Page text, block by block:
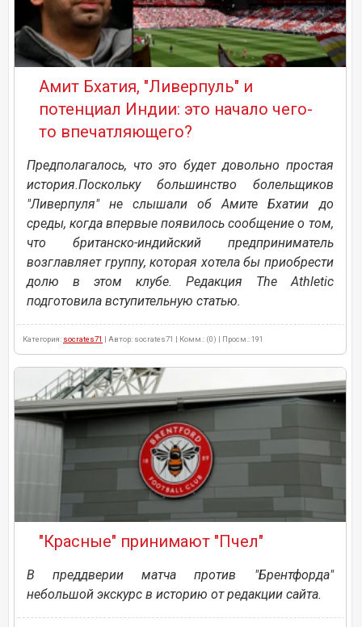
Амит Бхатия, "Ливерпуль" и
потенциал Индии: это начало чего-
то впечатляющего?
Предполагалось, что это будет довольно простая
история.Поскольку большинство болельщиков
"Ливерпуля" не слышали об Амите Бхатии до
среды, когда впервые появилось сообщение о том,
что британско-индийский предприниматель
возглавляет группу, которая хотела бы приобрести
долю в этом клубе. Редакция The Athletic
подготовила вступительную статью.
Категория: socrates71 | Автор: socrates71 | Комм.: (0) | Просм.: 191
"Красные" принимают "Пчел"
В преддверии матча против "Брентфорда"
небольшой экскурс в историю от редакции сайта.